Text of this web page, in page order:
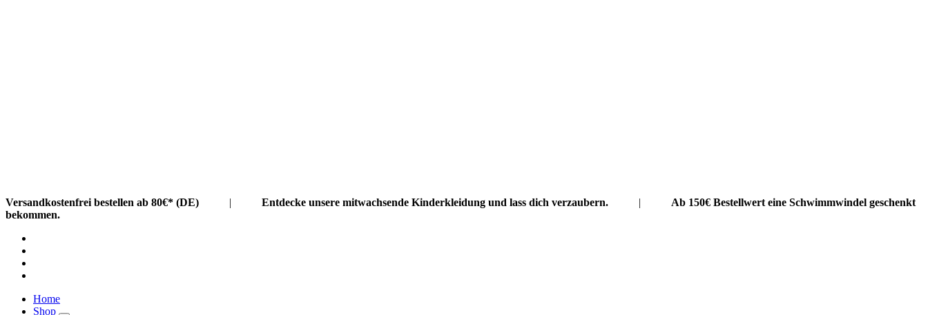
Springe
zum
Versandkostenfrei bestellen ab 80€* (DE) | Entdecke unsere mitwachsende Kinderkleidung und lass dich verzaubern. |
Ab 150€ Bestellwert eine Schwimmwindel geschenkt
bekommen.
Home
Shop